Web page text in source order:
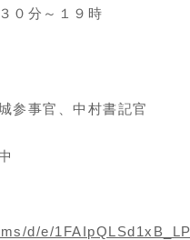
０分～１９時
参事官、中村書記官
d/e/